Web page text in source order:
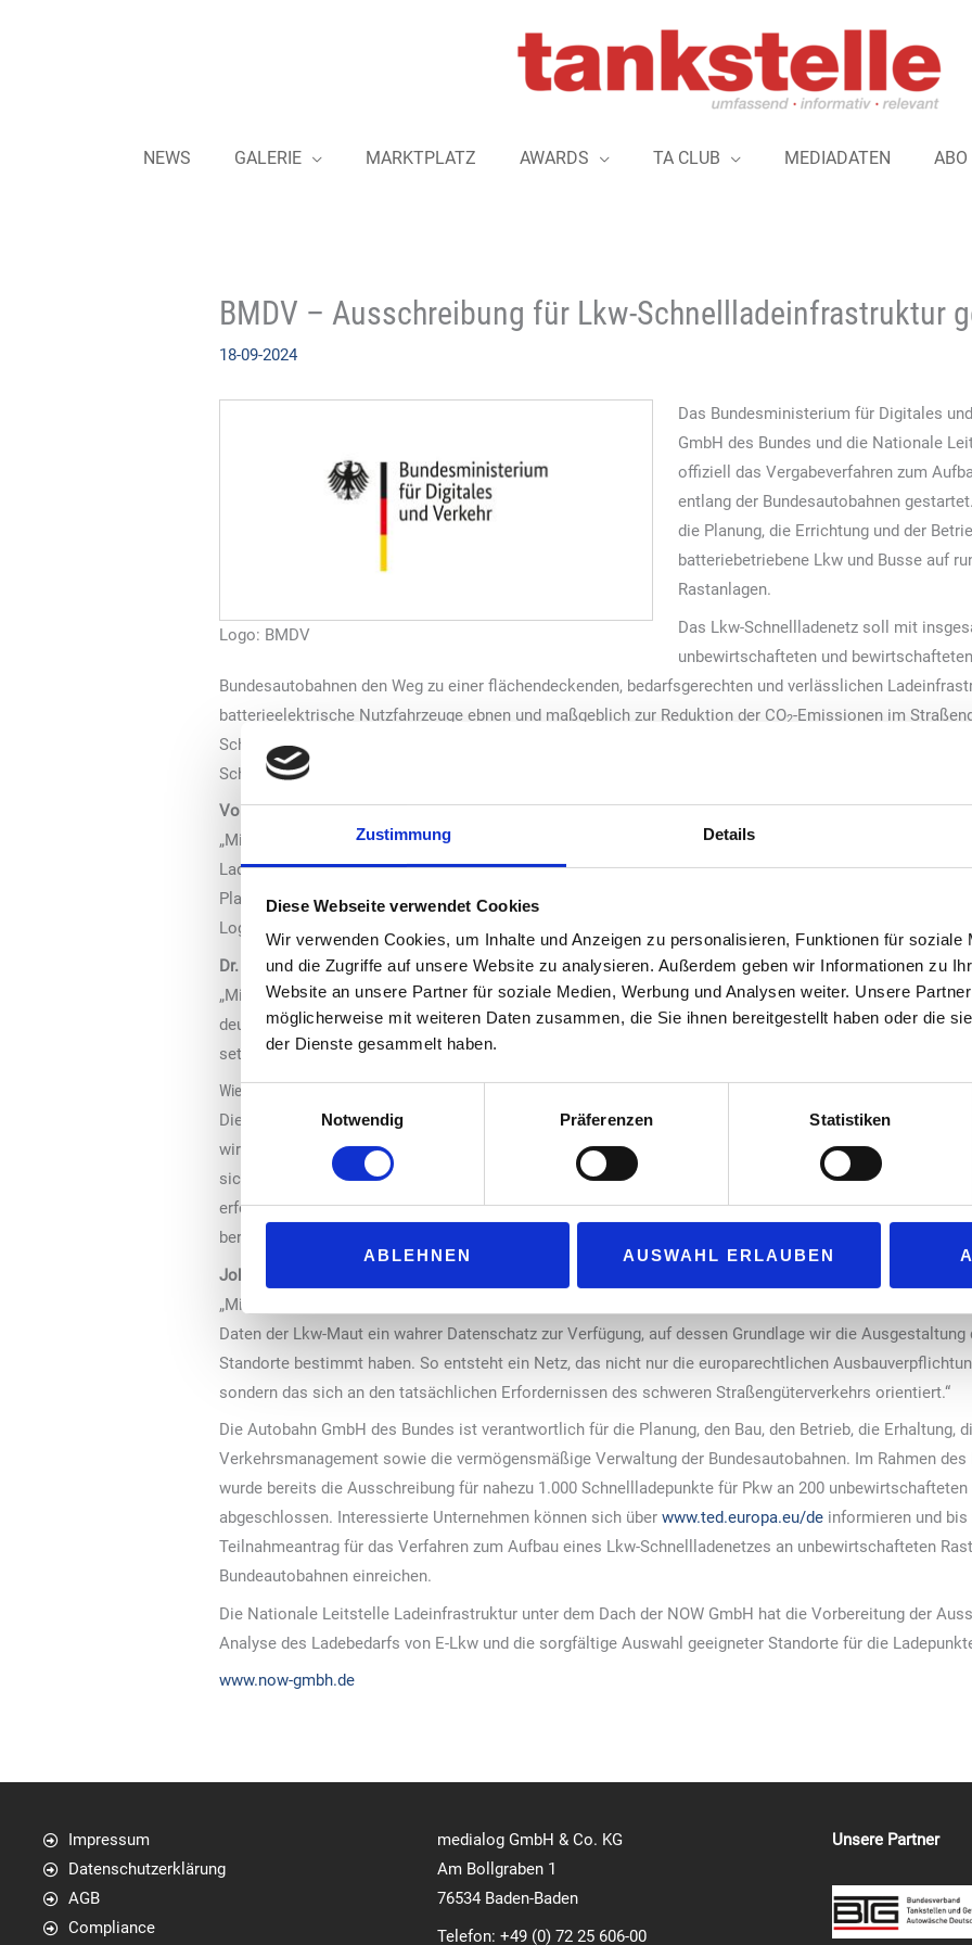
Zustimmung Details
Diese Webseite verwendet Cookies
Wir verwenden Cookies, um Inhalte und Anzeigen zu personalisieren, Funktionen für soziale
und die Zugriffe auf unsere Website zu analysieren. Außerdem geben wir Informationen zu
Website an unsere Partner für soziale Medien, Werbung und Analysen weiter. Unsere
möglicherweise mit weiteren Daten zusammen, die Sie ihnen bereitgestellt haben oder die
der Dienste gesammelt haben.
Einwilligungsauswahl
Notwendig
Präferenzen Statistiken
ABLEHNEN AUSWAHL ERLAUBEN
NEWS GALERIE MARKTPLATZ AWARDS TA CLUB MEDIADATEN ABO
BMDV – Ausschreibung für Lkw-Schnellladeinfrastruktur
18-09-2024
Logo: BMDV
Das Bundesministerium für Digitales
GmbH des Bundes und die Nationale
offiziell das Vergabeverfahren zum
entlang der Bundesautobahnen
die Planung, die Errichtung und der
batteriebetriebene Lkw und Busse auf
Rastanlagen.
Das Lkw-Schnellladenetz soll mit
unbewirtschafteten und
Bundesautobahnen den Weg zu einer flächendeckenden, bedarfsgerechten und verlässlichen
batterieelektrische Nutzfahrzeuge ebnen und maßgeblich zur Reduktion der CO2-Emissionen im
Schnellladenetz wird rund 4.200 Ladepunkte umfassen, darunter MCS- und CCS-Ladepunkte, die den
Schwerlastverkehrs gerecht werden.
Volker Wissing, Bundesminister für Digitales und Verkehr:
„Mit dem Lkw-Schnellladenetz bringen wir die Dekarbonisierung des Lkw-Verkehrs entscheidend voran.
Ladeinfrastruktur für E-Lkw und Reisebusse an den Autobahnen und geben damit dem Industrie- und
Planungssicherheit bei ihrer Umstellung auf Elektromobilität. Das Lkw-Schnellladenetz ist maßgeblich,
Logistik-Drehscheibe in der Mitte Europas zukunftssicher zu machen.“
Dr. Michael Güntner, Vorsitzender der Geschäftsführung der Autobahn GmbH des Bundes:
„Mit dem Start der Ausschreibung für das Lkw-Schnellladenetz stellen wir eine wichtige Weiche für die
deutschen Autobahnen. Die Ausschreibung zeigt, dass wir das Autobahnnetz kontinuierlich
setzen. Das ist ein starkes Signal an den Logistikstandort Deutschland und die gesamte europäische
Wie läuft das Vergabeverfahren ab?
Die Vergabe erfolgt in einem mehrstufigen Verfahren, das von der Autobahn GmbH des Bundes
wirtschaftlichen und technischen Voraussetzungen zur Planung, Errichtung und zum Betrieb der
sich für die Teilnahme am Verhandlungsverfahren zu bewerben. Die Zuschlagserteilung wird
erfolgen. Die Ladeinfrastruktur soll sukzessive bis 2030 implementiert sein. Die notwendigen
bereits parallel zum Ausschreibungsverfahren beauftragt und hergestellt, um eine möglichst zeitnahe
Johannes Pallasch, Leiter und Sprecher der Nationalen Leitstelle Ladeinfrastruktur, betont:
„Mit dem Start der Ausschreibung kommen wir von der Planungs- in die Umsetzungsphase. Während der
Daten der Lkw-Maut ein wahrer Datenschatz zur Verfügung, auf dessen Grundlage wir die
Standorte bestimmt haben. So entsteht ein Netz, das nicht nur die europarechtlichen
sondern das sich an den tatsächlichen Erfordernissen des schweren Straßengüterverkehrs orientiert.“
Die Autobahn GmbH des Bundes ist verantwortlich für die Planung, den Bau, den Betrieb, die Erhaltung,
Verkehrsmanagement sowie die vermögensmäßige Verwaltung der Bundesautobahnen. Im Rahmen
wurde bereits die Ausschreibung für nahezu 1.000 Schnellladepunkte für Pkw an 200
abgeschlossen. Interessierte Unternehmen können sich überwww.ted.europa.eu/de informieren und bis
Teilnahmeantrag für das Verfahren zum Aufbau eines Lkw-Schnellladenetzes an unbewirtschafteten
Bundeautobahnen einreichen.
Die Nationale Leitstelle Ladeinfrastruktur unter dem Dach der NOW GmbH hat die Vorbereitung der
Analyse des Ladebedarfs von E-Lkw und die sorgfältige Auswahl geeigneter Standorte für die
www.now-gmbh.de
Impressum
Datenschutzerklärung
AGB
Compliance
medialog GmbH & Co. KG
Am Bollgraben 1
76534 Baden-Baden
Telefon: +49 (0) 72 25 606-00
Unsere Partner